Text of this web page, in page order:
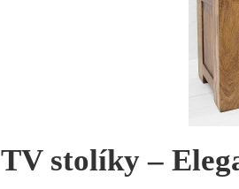
TV stolíky –